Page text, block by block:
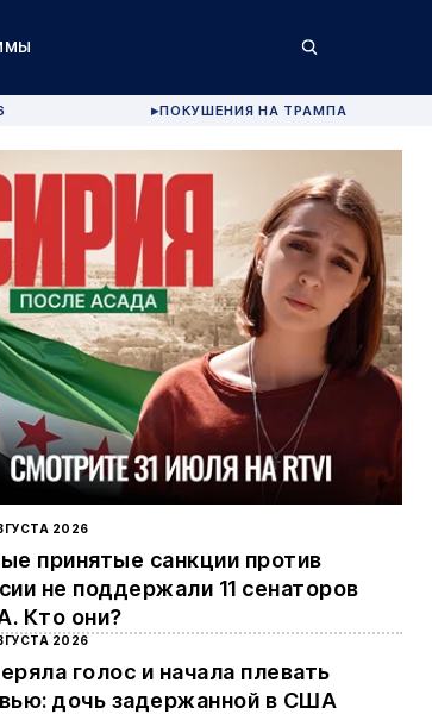
▶ПОКУШЕНИЯ НА ТРАМПА
2026
принятые санкции против
не поддержали 11 сенаторов
Кто они?
2026
голос и начала плевать
дочь задержанной в США